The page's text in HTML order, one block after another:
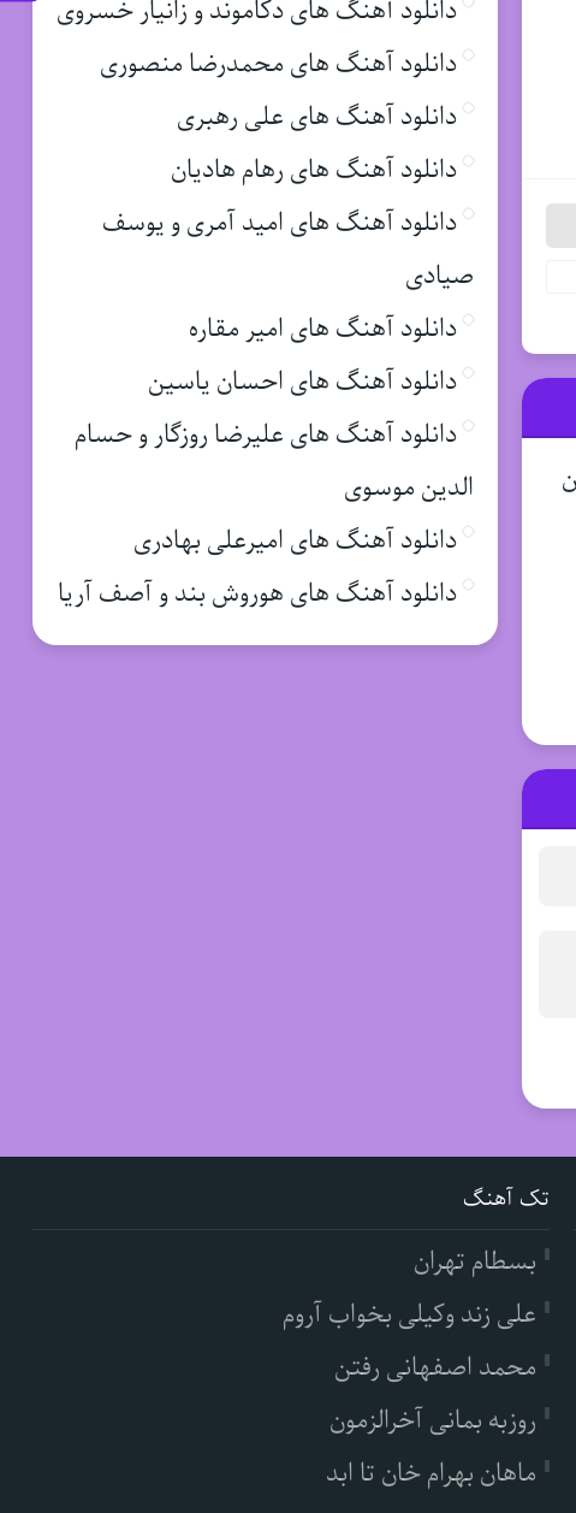
دانلود آهنگ های دکاموند و زانیار خسروی
دانلود آهنگ های محمدرضا منصوری
دانلود آهنگ های علی رهبری
دانلود آهنگ های رهام هادیان
دانلود آهنگ های امید آمری و یوسف
صیادی
دانلود آهنگ های امیر مقاره
دانلود آهنگ های احسان یاسین
دانلود آهنگ های علیرضا روزگار و حسام
الدین موسوی
دانلود آهنگ های امیرعلی بهادری
دانلود آهنگ های هوروش بند و آصف آریا
تک آهنگ
بسطام تهران
علی زند وکیلی بخواب آروم
محمد اصفهانی رفتن
روزبه بمانی آخرالزمون
ماهان بهرام خان تا ابد